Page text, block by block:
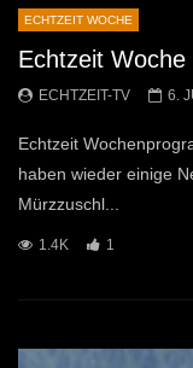
ECHTZEIT WOCHE
Echtzeit
ECHTZEIT-TV 6.
Echtzeit
haben wieder einige
Mürzzuschl...
1.4K 1